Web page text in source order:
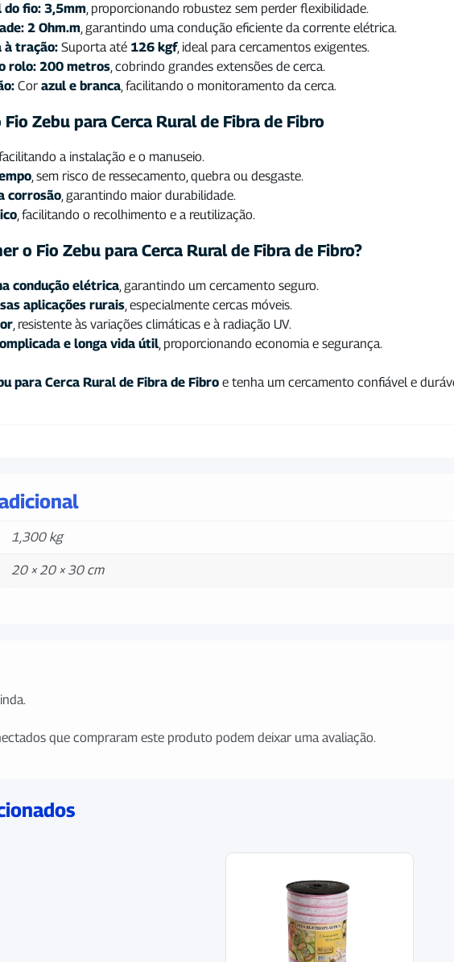
do fio: 3,5mm, proporcionando robustez sem perder flexibilidade.
2 Ohm.m, garantindo uma condução eficiente da corrente elétrica.
à tração: Suporta até 126 kgf, ideal para cercamentos exigentes.
rolo: 200 metros, cobrindo grandes extensões de cerca.
Cor azul e branca, facilitando o monitoramento da cerca.
Zebu para Cerca Rural de Fibra de Fibro
a instalação e o manuseio.
, sem risco de ressecamento, quebra ou desgaste.
corrosão, garantindo maior durabilidade.
, facilitando o recolhimento e a reutilização.
o Fio Zebu para Cerca Rural de Fibra de Fibro?
condução elétrica, garantindo um cercamento seguro.
aplicações rurais, especialmente cercas móveis.
, resistente às variações climáticas e à radiação UV.
e longa vida útil, proporcionando economia e segurança.
para Cerca Rural de Fibra de Fibro e tenha um cercamento confiável e
1,300 kg
20 × 20 × 30 cm
que compraram este produto podem deixar uma avaliação.